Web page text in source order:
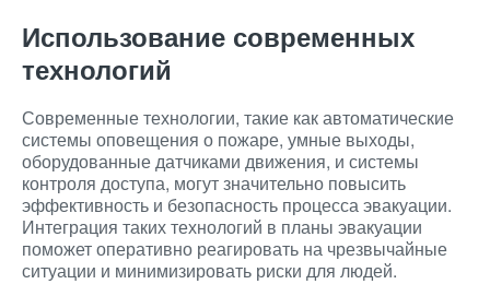
Использование современных
технологий
Современные технологии, такие как автоматические
системы оповещения о пожаре, умные выходы,
оборудованные датчиками движения, и системы
контроля доступа, могут значительно повысить
эффективность и безопасность процесса эвакуации.
Интеграция таких технологий в планы эвакуации
поможет оперативно реагировать на чрезвычайные
ситуации и минимизировать риски для людей.